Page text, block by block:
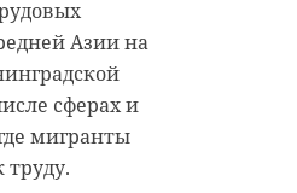
Азии на
сферах и
мигранты